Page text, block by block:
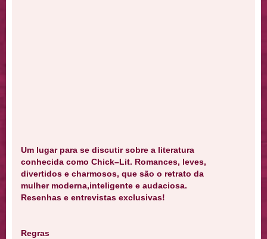
Um lugar para se discutir sobre a literatura
conhecida como Chick–Lit. Romances, leves,
divertidos e charmosos, que são o retrato da
mulher moderna,inteligente e audaciosa.
Resenhas e entrevistas exclusivas!
Regras